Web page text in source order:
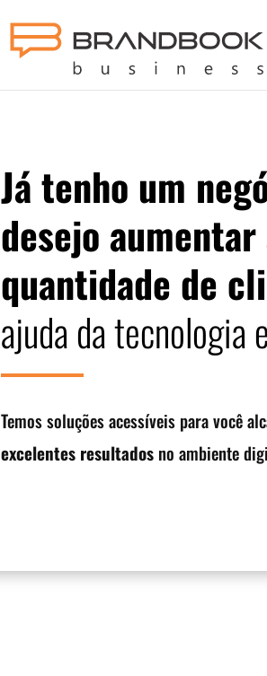
Já tenho um
desejo
quantidade de
ajuda da tecnologia
Temos soluções acessíveis para você
excelentes resultados no ambiente